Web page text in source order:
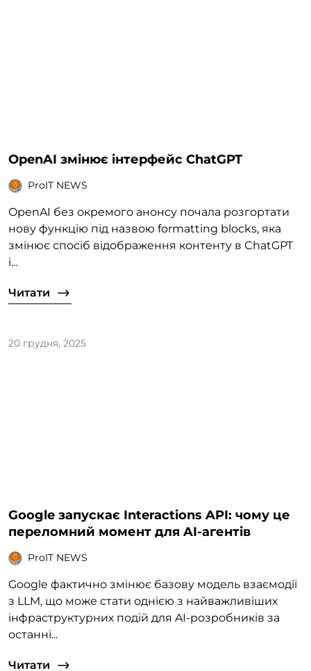
OpenAI змінює інтерфейс ChatGPT
ProIT NEWS
OpenAI без окремого анонсу почала розгортати
нову функцію під назвою formatting blocks, яка
змінює спосіб відображення контенту в ChatGPT
і...
Читати
20 грудня, 2025
Google запускає Interactions API: чому це
переломний момент для AI-агентів
ProIT NEWS
Google фактично змінює базову модель взаємодії
з LLM, що може стати однією з найважливіших
інфраструктурних подій для AI-розробників за
останні...
Читати